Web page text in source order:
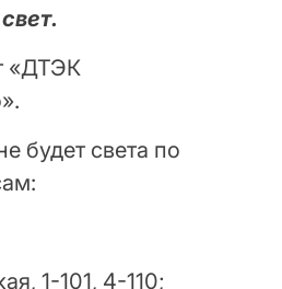
«ДТЭК
будет света по
1-101, 4-110;